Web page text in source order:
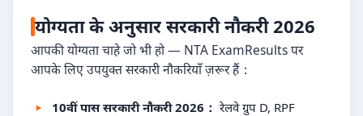
योग्यता के अनुसार सरकारी नौकरी 2026
आपकी योग्यता चाहे जो भी हो — NTA ExamResults पर
आपके लिए उपयुक्त सरकारी नौकरियाँ ज़रूर हैं：
10वीं पास सरकारी नौकरी 2026： रेलवे ग्रुप D, RPF